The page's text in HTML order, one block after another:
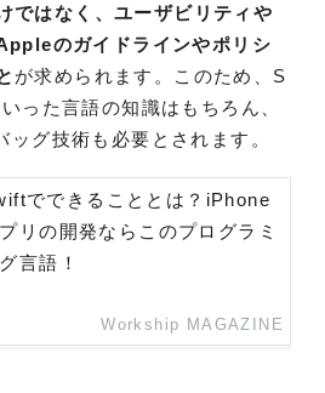
ではなく、ユーザビリティや
のガイドラインやポリシ
が求められます。このため、S
った言語の知識はもちろん、
グ技術も必要とされます。
でできることとは？iPhone
リの開発ならこのプログラミ
言語！
Workship MAGAZINE